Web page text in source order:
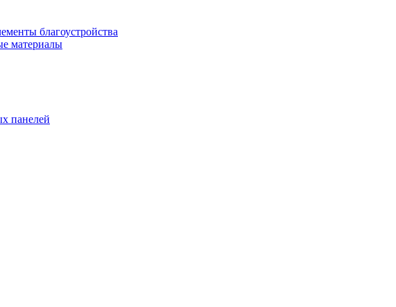
благоустройства
материалы
панелей